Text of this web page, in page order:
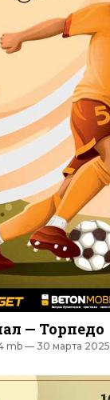
— Торпедо
mb —30 марта 2025